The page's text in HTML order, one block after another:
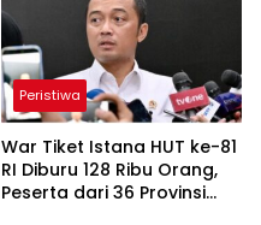
Peristiwa
War Tiket Istana HUT ke-81
RI Diburu 128 Ribu Orang,
Peserta dari 36 Provinsi